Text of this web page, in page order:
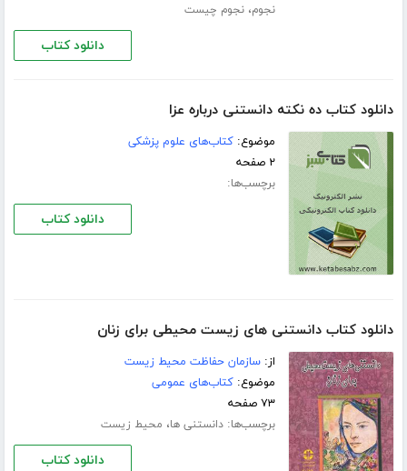
نجوم،نجوم چیست
دانلود کتاب
دانلود کتاب ده نکته دانستنی درباره عزا
موضوع:کتاب‌های علوم پزشکی
۲ صفحه
برچسب‌ها:
دانلود کتاب
دانلود کتاب دانستنی های زیست محیطی برای زنان
از:سازمان حفاظت محیط زیست
موضوع:کتاب‌های عمومی
۷۳ صفحه
برچسب‌ها:دانستنی ها، محیط زیست
دانلود کتاب